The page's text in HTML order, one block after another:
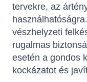
tervekre, az
vészhelyzeti
rugalmas
esetén a gondos
kockázatot és